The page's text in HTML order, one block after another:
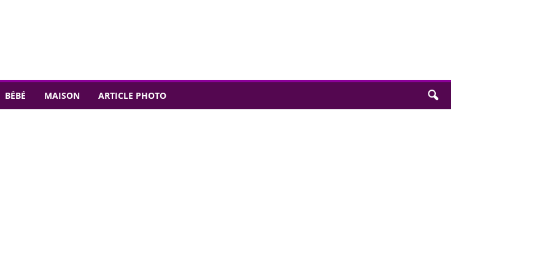
BÉBÉ MAISON ARTICLE PHOTO